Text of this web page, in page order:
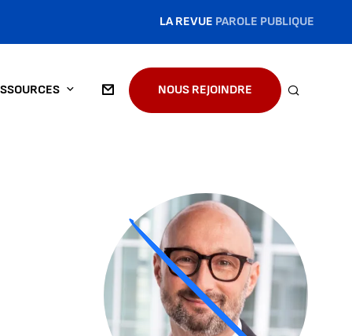
LA REVUE PAROLE PUBLIQUE
NOUS REJOINDRE
Agrandir